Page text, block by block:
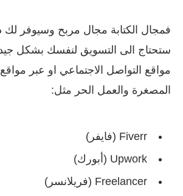
فمجال الكتابة مجال مربح وسيوفر لك
ستحتاج الى التسويق لنفسك بشكل
مواقع التواصل الاجتماعي او عبر
المصغرة والعمل الحر مثل:
Fiverr (فايفر)
Upwork (أبورك)
Freelancer (فريلانسر)